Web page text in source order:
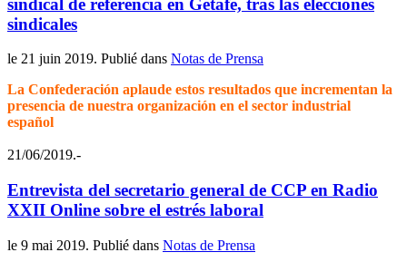
sindicales
le 21 juin 2019. Publié dans Notas de Prensa
La Confederación aplaude estos resultados que incrementan la
presencia de nuestra organización en el sector industrial
español
21/06/2019.-
Entrevista del secretario general de CCP en Radio
XXII Online sobre el estrés laboral
le 9 mai 2019. Publié dans Notas de Prensa